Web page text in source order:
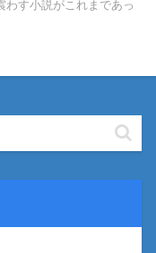
わす小説がこれまであっ